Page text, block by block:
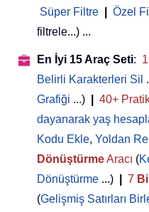
Süper Filtre
Özel
filtrele...) ...
En İyi 15 Araç Seti:
Belirli Karakterleri Sil
Grafiği ...) 40+
dayanarak yaş
Kodu Ekle, Yoldan
DönüştürmeAracı (
Dönüştürme ...) 7
(Gelişmiş Satırları